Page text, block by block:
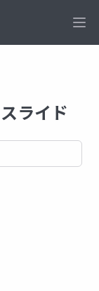
ライド